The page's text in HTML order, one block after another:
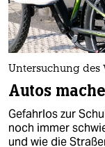
Untersuchung des
Autos
Gefahrlos zur
noch immer
und wie die